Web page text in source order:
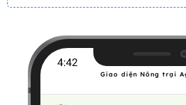
Giao diện Nông trại